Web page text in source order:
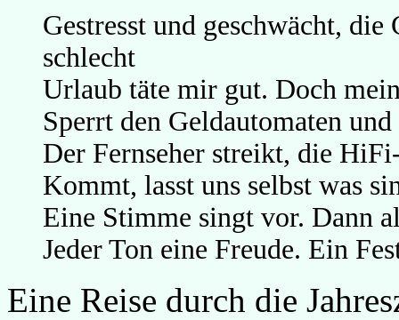
Gestresst und geschwächt, die
schlecht
Urlaub täte mir gut. Doch
Sperrt den Geldautomaten
Der Fernseher streikt, die
Kommt, lasst uns selbst was
Eine Stimme singt vor. Dann
Jeder Ton eine Freude. Ein
Eine Reise durch die